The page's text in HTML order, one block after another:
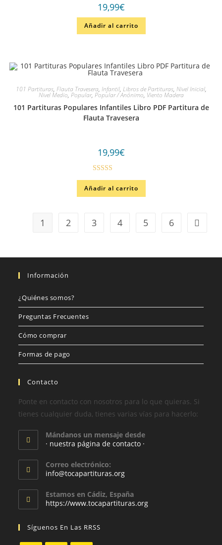
19,99€
Añadir al carrito
101 Partituras, Flauta Travesera, Infantil, Libros de Partituras, Nivel Inicial,
Nivel Medio, Popular, Popular / Anónimo, Viento Madera
101 Partituras Populares Infantiles Libro PDF Partitura de
Flauta Travesera
19,99€
Valorado
en4.00 de
Añadir al carrito
1 2 3 4 5 6
Información
¿Quiénes somos?
Preguntas Frecuentes
Cómo comprar
Formas de pago
Contacto
Ponte en contacto con nosotros para lo que quieras. Si
tienes cualquier duda, tienes varias vías para hacerlo:
Mándanos un mensaje desde
· nuestra página de contacto ·
Correo electrónico:
info@tocapartituras.org
Estamos en Cádiz, España
https://www.tocapartituras.org
Síguenos En Las RRSS